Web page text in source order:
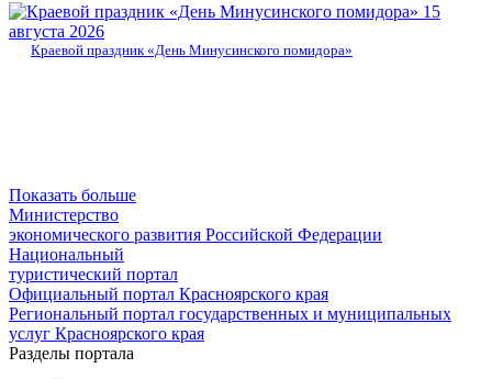
15
августа 2026
Краевой праздник «День Минусинского помидора»
Показать больше
Министерство
экономического развития Российской Федерации
Национальный
туристический портал
Официальный портал Красноярского края
Региональный портал государственных и муниципальных
услуг Красноярского края
Разделы портала